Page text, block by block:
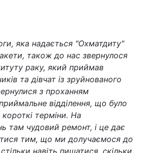
яка надається "Охматдиту"
також до нас звернулося
раку, який приймав
та дівчат із зруйнованого
з проханням
відділення, що було
терміни. На
там чудовий ремонт, і це дає
тим, що ми долучаємося до
навіть пишатися, скільки